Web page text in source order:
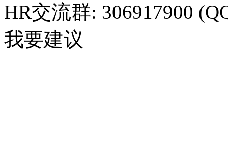
HR交流群: 306917900
我要建议